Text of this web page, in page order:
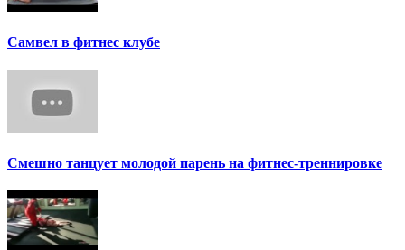
Самвел в фитнес клубе
Смешно танцует молодой парень на фитнес-треннировке